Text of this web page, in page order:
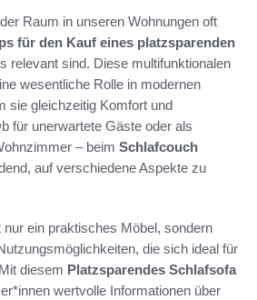
Raum in unseren Wohnungen oft
für den Kauf eines platzsparenden
relevant sind. Diese multifunktionalen
wesentliche Rolle in modernen
sie gleichzeitig Komfort und
für unerwartete Gäste oder als
– beim Schlafcouch
auf verschiedene Aspekte zu
ein praktisches Möbel, sondern
die sich ideal für
diesem Platzsparendes Schlafsofa
wertvolle Informationen über